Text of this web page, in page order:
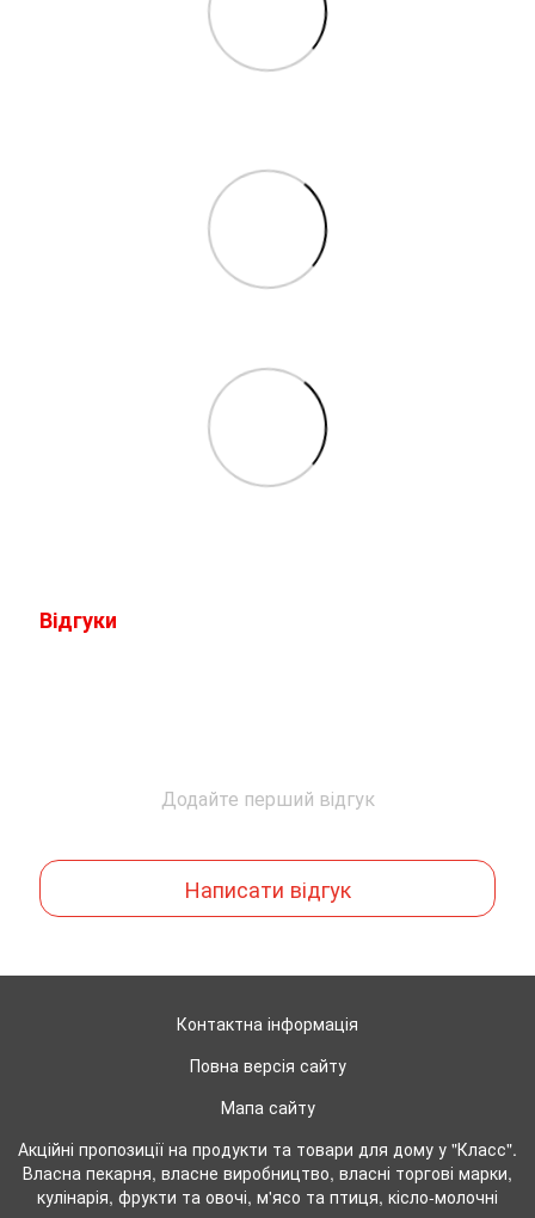
Відгуки
Додайте перший відгук
Написати відгук
Контактна інформація
Повна версія сайту
Мапа сайту
Акційні пропозиції на продукти та товари для дому у "Класс".
Власна пекарня, власне виробництво, власні торгові марки,
кулінарія, фрукти та овочі, м'ясо та птиця, кісло-молочні